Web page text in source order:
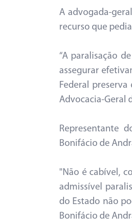
A advogada-
recurso que
“A paralisação
assegurar
Federal
Advocacia-Geral
Representante
Bonifácio de
"Não é cabível,
admissível
do Estado não
Bonifácio de